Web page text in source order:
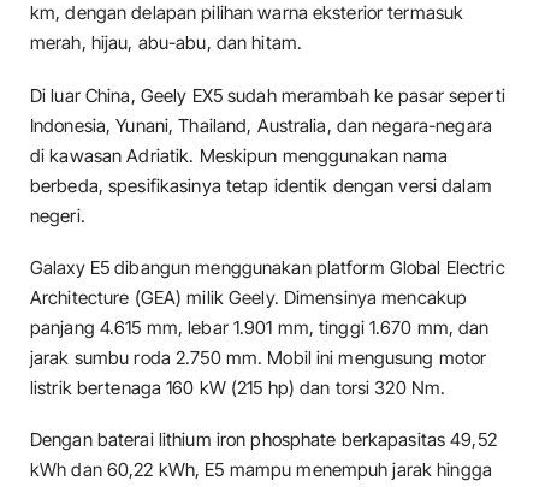
km, dengan delapan pilihan warna eksterior termasuk
merah, hijau, abu-abu, dan hitam.
Di luar China, Geely EX5 sudah merambah ke pasar seperti
Indonesia, Yunani, Thailand, Australia, dan negara-negara
di kawasan Adriatik. Meskipun menggunakan nama
berbeda, spesifikasinya tetap identik dengan versi dalam
negeri.
Galaxy E5 dibangun menggunakan platform Global Electric
Architecture (GEA) milik Geely. Dimensinya mencakup
panjang 4.615 mm, lebar 1.901 mm, tinggi 1.670 mm, dan
jarak sumbu roda 2.750 mm. Mobil ini mengusung motor
listrik bertenaga 160 kW (215 hp) dan torsi 320 Nm.
Dengan baterai lithium iron phosphate berkapasitas 49,52
kWh dan 60,22 kWh, E5 mampu menempuh jarak hingga